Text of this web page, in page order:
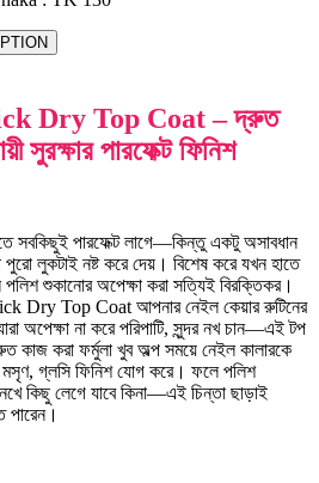
Dry Top Coat – দ্রুত
সুরক্ষার পারফেক্ট ফিনিশ
সবকিছুই পারফেক্ট লাগে—কিন্তু একটু অসাবধান
লুকটাই নষ্ট করে দেয়। বিশেষ করে যখন হাতে
শুকানোর অপেক্ষা করা সত্যিই বিরক্তিকর।
Dry Top Coat আপনার নেইল কেয়ার রুটিনের
অপেক্ষা না করে পরিপাটি, সুন্দর নখ চান—এই টপ
কাজ করা ফর্মুলা খুব অল্প সময়ে নেইল কালারকে
মসৃণ, গ্লসি ফিনিশ যোগ করে। ফলে পলিশ
কিছু লেগে যাবে কিনা—এই চিন্তা ছাড়াই
পারেন।